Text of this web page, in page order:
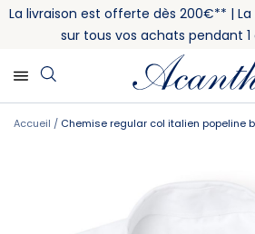
La livraison est offerte dès 200€** |
sur tous vos achats pendant 1
Accueil Chemise regular col italien popeline